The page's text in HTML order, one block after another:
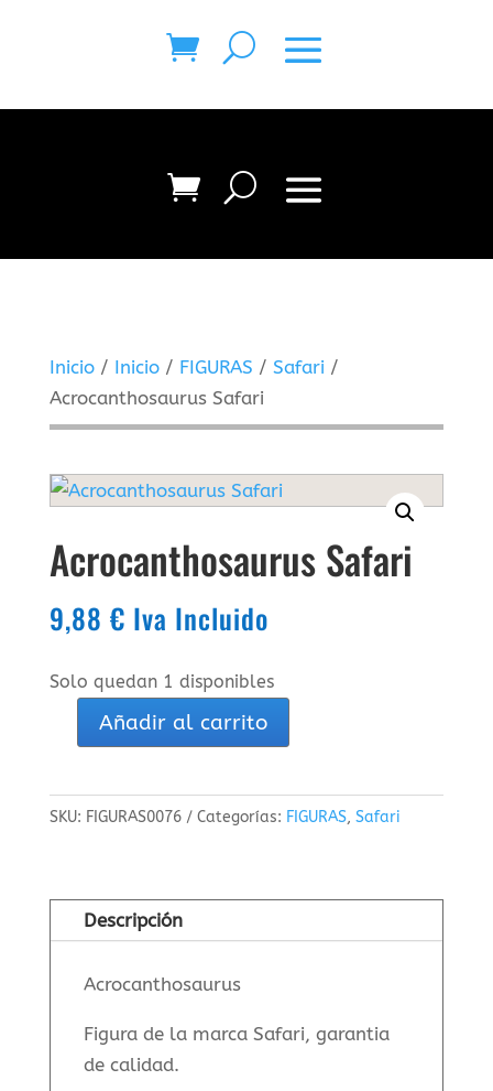
Inicio/ Inicio/ FIGURAS / Safari /
Acrocanthosaurus Safari
Acrocanthosaurus Safari
9,88 € Iva Incluido
Solo quedan 1 disponibles
Acrocanthosaurus
cantidad
Añadir al carrito
SKU: FIGURAS0076 Categorías: FIGURAS, Safari
Descripción
Acrocanthosaurus
Figura de la marca Safari, garantia
de calidad.